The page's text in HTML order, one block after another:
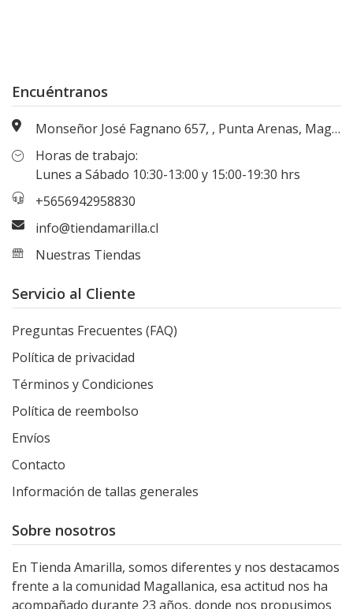
Encuéntranos
Monseñor José Fagnano 657, , Punta Arenas, Magallanes, Chile
Horas de trabajo:
Lunes a Sábado 10:30-13:00 y 15:00-19:30 hrs
+5656942958830
info@tiendamarilla.cl
Nuestras Tiendas
Servicio al Cliente
Preguntas Frecuentes (FAQ)
Política de privacidad
Términos y Condiciones
Política de reembolso
Envíos
Contacto
Información de tallas generales
Sobre nosotros
En Tienda Amarilla, somos diferentes y nos destacamos
frente a la comunidad Magallanica, esa actitud nos ha
acompañado durante 23 años, donde nos propusimos